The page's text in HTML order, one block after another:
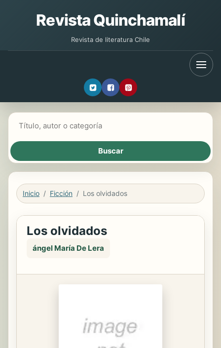
Revista Quinchamalí
Revista de literatura Chile
Inicio Ficción Los olvidados
Los olvidados
ángel María De Lera